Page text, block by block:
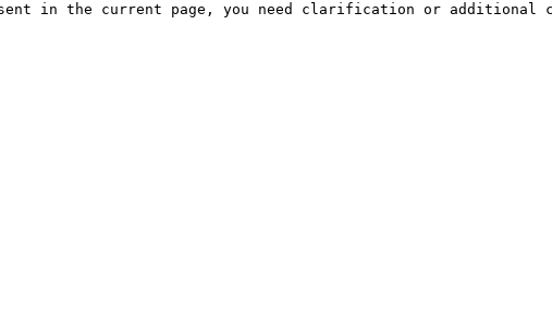
in the current page, you need clarification or